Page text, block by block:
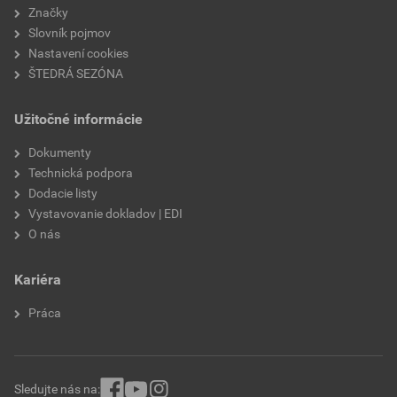
materiál
Značky
Slovník pojmov
Nastavení cookies
ŠTEDRÁ SEZÓNA
Užitočné informácie
Dokumenty
Technická podpora
Dodacie listy
Vystavovanie dokladov | EDI
O nás
Kariéra
Práca
Sledujte nás na: